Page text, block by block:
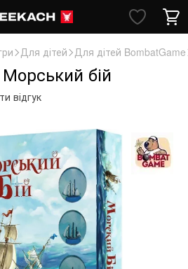
Для дітей Для дітей BombatGame
бій
відгук